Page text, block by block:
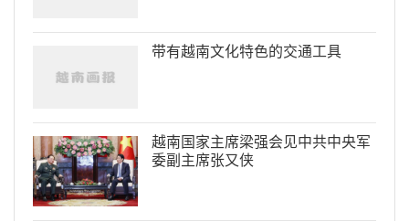
带有越南文化特色的交通工具
越南国家主席梁强会见中共中央军
委副主席张又侠